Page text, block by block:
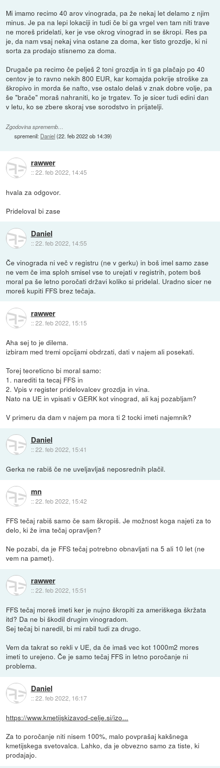
Mi imamo recimo 40 arov vinograda, pa že nekaj let delamo z njim
minus. Je pa na lepi lokaciji in tudi če bi ga vrgel ven tam niti trave
ne moreš pridelati, ker je vse okrog vinograd in se škropi. Res pa
je, da nam vsaj nekaj vina ostane za doma, ker tisto grozdje, ki ni
sorta za prodajo stisnemo za doma.
Drugače pa recimo če pelješ 2 toni grozdja in ti ga plačajo po 40
centov je to ravno nekih 800 EUR, kar komajda pokrije stroške za
škropivo in morda še nafto, vse ostalo delaš v znak dobre volje, pa
še "brače" moraš nahraniti, ko je trgatev. To je sicer tudi edini dan
v letu, ko se zbere skoraj vse sorodstvo in prijatelji.
Zgodovina sprememb…
spremenil: Daniel(22. feb 2022 ob 14:39)
rawwer
::22. feb 2022, 14:45
hvala za odgovor.
Prideloval bi zase
Daniel
::22. feb 2022, 14:55
Če vinograda ni več v registru (ne v gerku) in boš imel samo zase
ne vem če ima sploh smisel vse to urejati v registrih, potem boš
moral pa še letno poročati državi koliko si pridelal. Uradno sicer ne
moreš kupiti FFS brez tečaja.
rawwer
::22. feb 2022, 15:15
Aha sej to je dilema.
izbiram med tremi opcijami obdrzati, dati v najem ali posekati.
Torej teoreticno bi moral samo:
1. narediti ta tecaj FFS in
2. Vpis v register pridelovalcev grozdja in vina.
Nato na UE in vpisati v GERK kot vinograd, ali kaj pozabljam?
V primeru da dam v najem pa mora ti 2 tocki imeti najemnik?
Daniel
::22. feb 2022, 15:41
Gerka ne rabiš če ne uveljavljaš neposrednih plačil.
mn
::22. feb 2022, 15:42
FFS tečaj rabiš samo če sam škropiš. Je možnost koga najeti za to
delo, ki že ima tečaj opravljen?
Ne pozabi, da je FFS tečaj potrebno obnavljati na 5 ali 10 let (ne
vem na pamet).
rawwer
::22. feb 2022, 15:51
FFS tečaj moreš imeti ker je nujno škropiti za ameriškega škržata
itd? Da ne bi škodil drugim vinogradom.
Sej tečaj bi naredil, bi mi rabil tudi za drugo.
Vem da takrat so rekli v UE, da če imaš vec kot 1000m2 mores
imeti to urejeno. Če je samo tečaj FFS in letno poročanje ni
problema.
Daniel
::22. feb 2022, 16:17
https://www.kmetijskizavod-celje.si/izo...
Za to poročanje niti nisem 100%, malo povprašaj kakšnega
kmetijskega svetovalca. Lahko, da je obvezno samo za tiste, ki
prodajajo.